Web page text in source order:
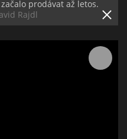
prodávat až letos.
Rajdl